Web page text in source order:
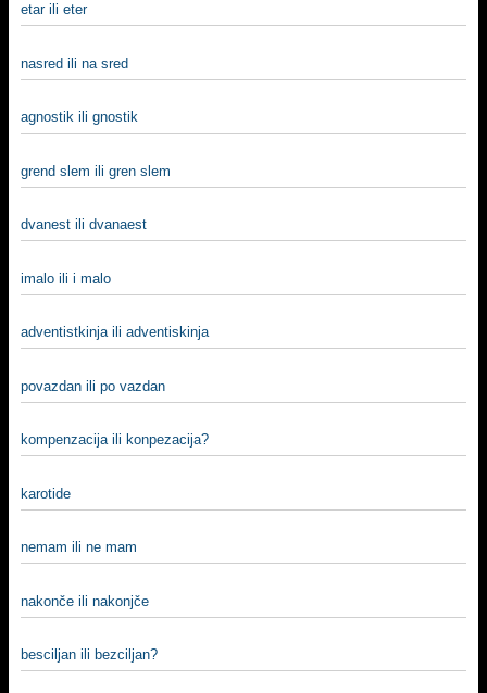
etar ili eter
nasred ili na sred
agnostik ili gnostik
grend slem ili gren slem
dvanest ili dvanaest
imalo ili i malo
adventistkinja ili adventiskinja
povazdan ili po vazdan
kompenzacija ili konpezacija?
karotide
nemam ili ne mam
nakonče ili nakonjče
besciljan ili bezciljan?